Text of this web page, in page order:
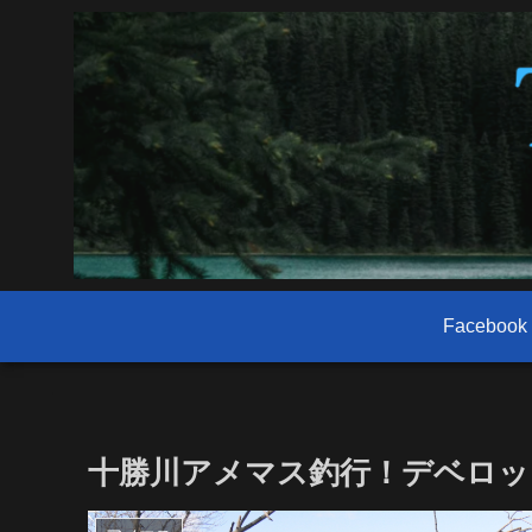
Facebook
十勝川アメマス釣行！デベロ